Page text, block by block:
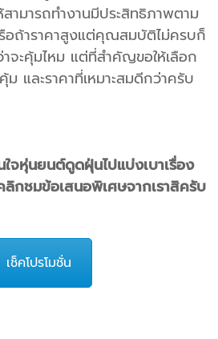
สามารถทำงานมีประสิทธิภาพตาม
ถ้าราคาสูงแต่คุณสมบัติไม่ครบก็
ะคุ้มไหม แต่ที่สำคัญขอให้เลือก
และราคาที่เหมาะสมดีกว่าครับ
จหุ่นยนต์ดูดฝุ่นไปแบ่งเบาเรื่อง
ลิกชมข้อเสนอพิเศษจากเราสิครับ
เช็คโปรโมชั่น